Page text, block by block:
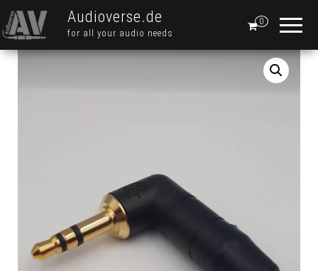
Audioverse.de
for all your audio needs
0